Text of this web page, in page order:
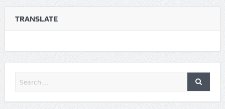
TRANSLATE